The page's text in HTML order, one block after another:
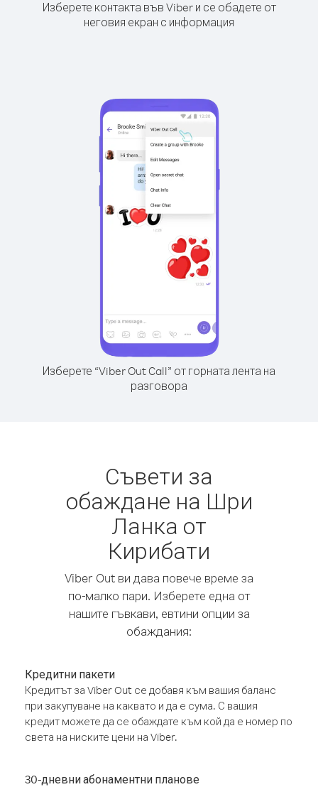
Изберете контакта във Viber и се обадете от
неговия екран с информация
Изберете “Viber Out Call” от горната лента на
разговора
Съвети за
обаждане на Шри
Ланка от
Кирибати
Viber Out ви дава повече време за
по-малко пари. Изберете една от
нашите гъвкави, евтини опции за
обаждания:
Кредитни пакети
Кредитът за Viber Out се добавя към вашия баланс
при закупуване на каквато и да е сума. С вашия
кредит можете да се обаждате към кой да е номер по
света на ниските цени на Viber.
30-дневни абонаментни планове